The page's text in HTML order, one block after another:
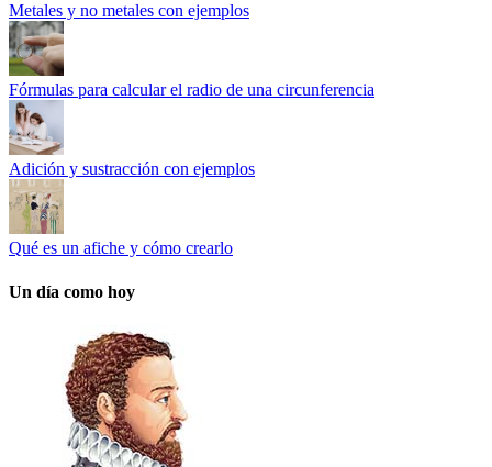
Metales y no metales con ejemplos
Fórmulas para calcular el radio de una circunferencia
Adición y sustracción con ejemplos
Qué es un afiche y cómo crearlo
Un día como hoy